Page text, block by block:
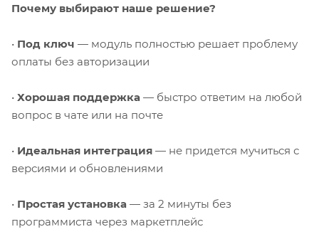
Почему выбирают наше решение?
• Под ключ — модуль полностью решает проблему
оплаты без авторизации
• Хорошая поддержка — быстро ответим на любой
вопрос в чате или на почте
• Идеальная интеграция — не придется мучиться с
версиями и обновлениями
• Простая установка — за 2 минуты без
программиста через маркетплейс